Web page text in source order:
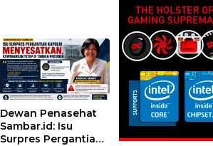
Dewan Penasehat
Sambar.id: Isu
Surpres Pergantian